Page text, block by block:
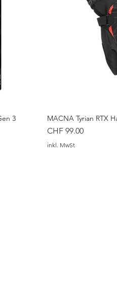
3 MACNA Tyrian RTX
Preis
CHF 99.00
inkl. MwSt